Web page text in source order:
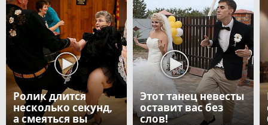
Ролик длится
несколько секунд,
а смеяться вы
Этот танец невесты
оставит вас без
слов!